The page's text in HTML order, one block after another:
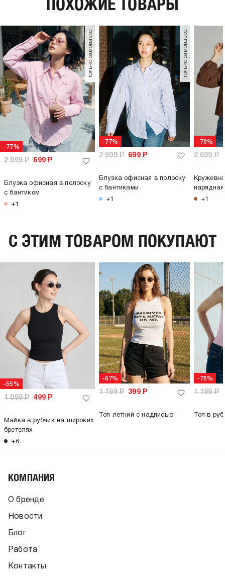
-77%
только самовывоз
2 999Р 699 Р
Блузка офисная в полоску
с бантиком
+1
-77%
только самовывоз
2 999Р 699Р
Блузка офисная в полоску
с бантиками
+1
-78%
2 699Р
нарядная
+1
C ЭТИМ ТОВАРОМ ПОКУПАЮТ
-55%
1 099Р 499 Р
Майка в рубчик на широких
бретелях
+6
-67%
1 199Р 399Р
Топ летний с надписью
-75%
1 199Р
Топ в
КОМПАНИЯ
О бренде
Новости
Блог
Работа
Контакты